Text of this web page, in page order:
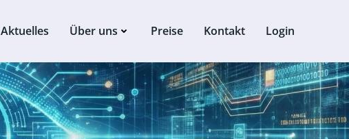
Aktuelles Über uns Preise Kontakt Login